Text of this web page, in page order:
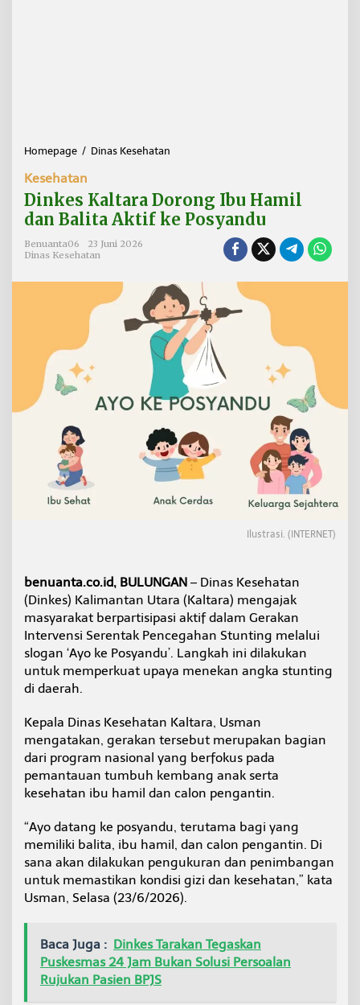
Homepage / Dinas Kesehatan
k
e
s
a
r
a
D
o
n
g
b
u
H
a
m
B
a
l
t
a
A
i
f
k
e
P
a
n
d
u
Kesehatan
Dinkes Kaltara Dorong Ibu Hamil
dan Balita Aktif ke Posyandu
Benuanta06
23 Juni 2026
Dinas Kesehatan
Ilustrasi. (INTERNET)
benuanta.co.id, BULUNGAN – Dinas Kesehatan
(Dinkes) Kalimantan Utara (Kaltara) mengajak
masyarakat berpartisipasi aktif dalam Gerakan
Intervensi Serentak Pencegahan Stunting melalui
slogan ‘Ayo ke Posyandu’. Langkah ini dilakukan
untuk memperkuat upaya menekan angka stunting
di daerah.
Kepala Dinas Kesehatan Kaltara, Usman
mengatakan, gerakan tersebut merupakan bagian
dari program nasional yang berfokus pada
pemantauan tumbuh kembang anak serta
kesehatan ibu hamil dan calon pengantin.
“Ayo datang ke posyandu, terutama bagi yang
memiliki balita, ibu hamil, dan calon pengantin. Di
sana akan dilakukan pengukuran dan penimbangan
untuk memastikan kondisi gizi dan kesehatan,” kata
Usman, Selasa (23/6/2026).
Baca Juga : Dinkes Tarakan Tegaskan
Puskesmas 24 Jam Bukan Solusi Persoalan
Rujukan Pasien BPJS